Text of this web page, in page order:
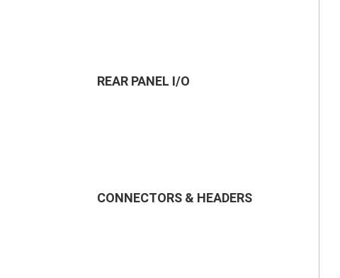
REAR PANEL I/O
CONNECTORS & HEADERS